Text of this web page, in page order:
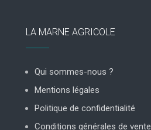
LA MARNE AGRICOLE
Qui sommes-nous ?
Mentions légales
Politique de confidentialité
Conditions générales de vente